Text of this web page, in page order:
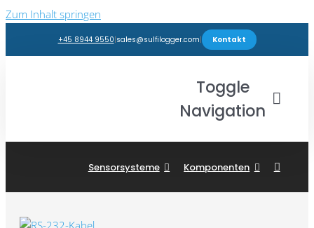
Zum Inhalt springen
+45 8944 9550|sales@sulfilogger.com| Kontakt
Toggle
Navigation
Produkte
Sensorsysteme Komponenten